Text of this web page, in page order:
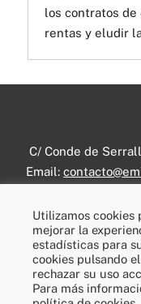
los contratos de
rentas y eludir
C/ Conde de
Email:
Prácticas Jurídicas–
Política
© Emilio Díaz
Utilizamos cookies
mejorar la
estadísticas para
cookies pulsando
rechazar su uso
Para más